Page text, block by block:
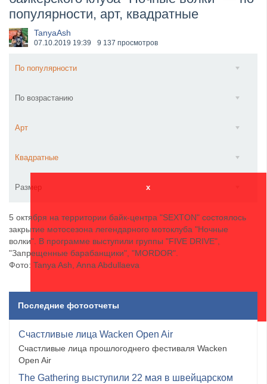
​Anthrax выпустили новый сингл и клип «Everybod...
популярности, арт, квадратные
TanyaAsh
07.10.2019 19:39 9 137 просмотров
По популярности
По возрастанию
Арт
Квадратные
Размер x
5 октября на территории байк-центра "SEXTON" состоялось
закрытие мотосезона легендарного мотоклуба "Ночные
волки". В программе выступили группы "FIVE DRIVE",
"Запрещенные барабанщики", "MORDOR".
Фото: Tanya Ash, Anna Abdullaeva
Последние фотоотчеты
Счастливые лица Wacken Open Air
Счастливые лица прошлогоднего фестиваля Wacken
Open Air
The Gathering выступили 22 мая в швейцарском